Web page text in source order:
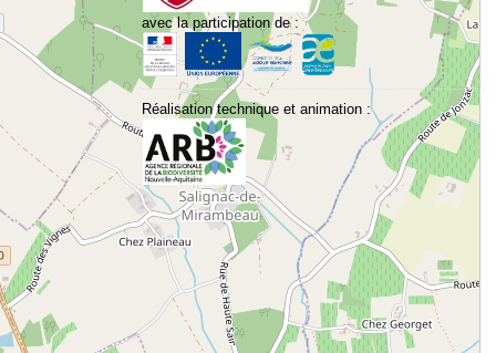
avec la participation de :
Réalisation technique et animation :